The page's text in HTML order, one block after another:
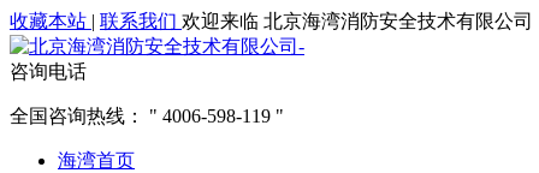
收藏本站 | 联系我们 欢迎来临 北京海湾消防安全技术有限公司
咨询电话
全国咨询热线： 4006-598-119
海湾首页